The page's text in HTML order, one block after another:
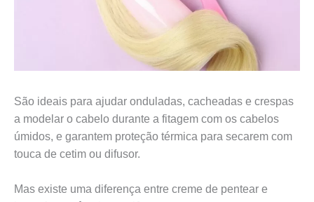
São ideais para ajudar onduladas, cacheadas e crespas
a modelar o cabelo durante a fitagem com os cabelos
úmidos, e garantem proteção térmica para secarem com
touca de cetim ou difusor.
Mas existe uma diferença entre creme de pentear e